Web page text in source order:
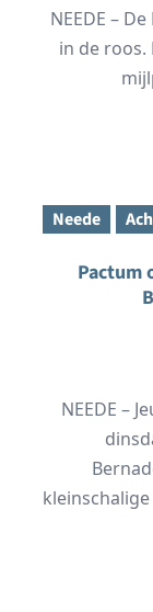
NEEDE –
in de
Neede
Pactum
NEEDE –